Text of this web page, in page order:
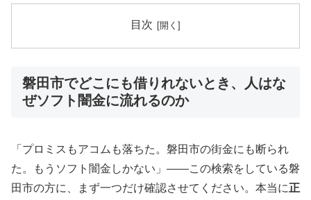
目次
磐田市でどこにも借りれないとき、人はな
ぜソフト闇金に流れるのか
「プロミスもアコムも落ちた。磐田市の街金にも断られ
た。もうソフト闇金しかない」——この検索をしている磐
田市の方に、まず一つだけ確認させてください。本当に正